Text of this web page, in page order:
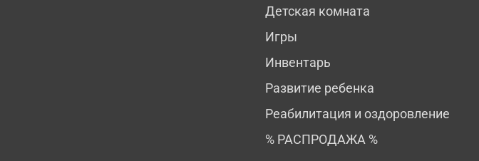
Детская комната
Игры
Инвентарь
Развитие ребенка
Реабилитация и оздоровление
% РАСПРОДАЖА %